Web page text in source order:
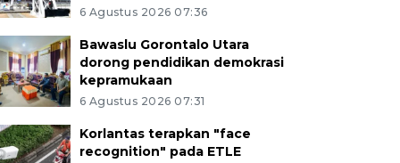
6 Agustus 2026 07:36
Bawaslu Gorontalo Utara
dorong pendidikan demokrasi
kepramukaan
6 Agustus 2026 07:31
Korlantas terapkan "face
recognition" pada ETLE